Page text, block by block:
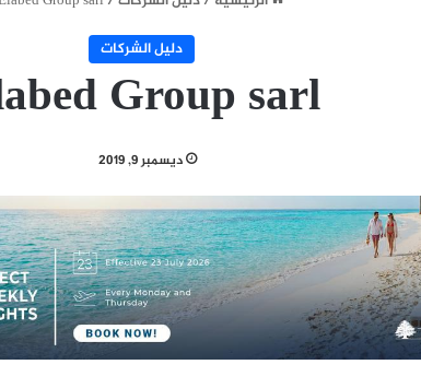
دليل الشركات
Group sarl
ديسمبر 9, 2019